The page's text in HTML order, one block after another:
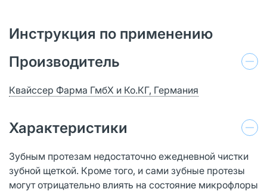
Инструкция по применению
Производитель
Квайссер Фарма ГмбХ и Ко.КГ, Германия
Характеристики
Зубным протезам недостаточно ежедневной чистки
зубной щеткой. Кроме того, и сами зубные протезы
могут отрицательно влиять на состояние микрофлоры